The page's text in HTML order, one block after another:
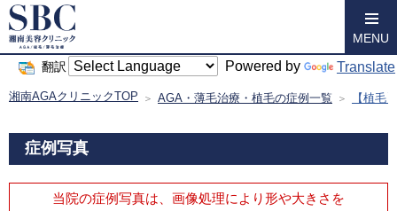
翻訳 Powered by Translate
MENU
湘南AGAクリニックTOP AGA・薄毛治療・植毛の症例一覧 【植毛
症例写真
当院の症例写真は、画像処理により形や大きさを